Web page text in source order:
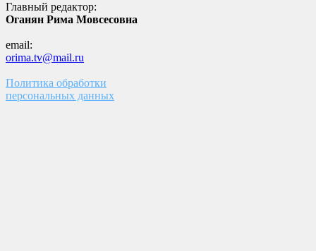
Главный редактор:
Оганян Рима Мовсесовна
email:
orima.tv@mail.ru
Политика обработки
персональных данных